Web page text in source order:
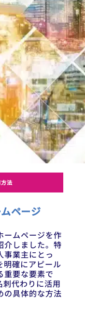
法
ページ
ームページを作
介しました。特
事業主にとっ
明確にアピール
重要な要素で
刺代わりに活用
の具体的な方法